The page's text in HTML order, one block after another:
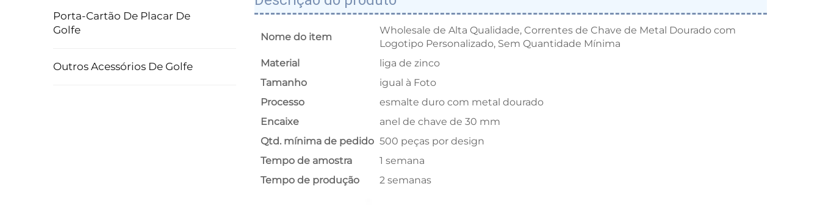
Porta-Cartão De Placar De
Golfe
Outros Acessórios De Golfe
Nome do item
Wholesale de Alta Qualidade, Correntes de Chave de Metal Dourado com
Logotipo Personalizado, Sem Quantidade Mínima
Material
liga de zinco
Tamanho
igual à Foto
Processo
esmalte duro com metal dourado
Encaixe
anel de chave de 30 mm
Qtd. mínima de pedido 500 peças por design
Tempo de amostra
1 semana
Tempo de produção
2 semanas